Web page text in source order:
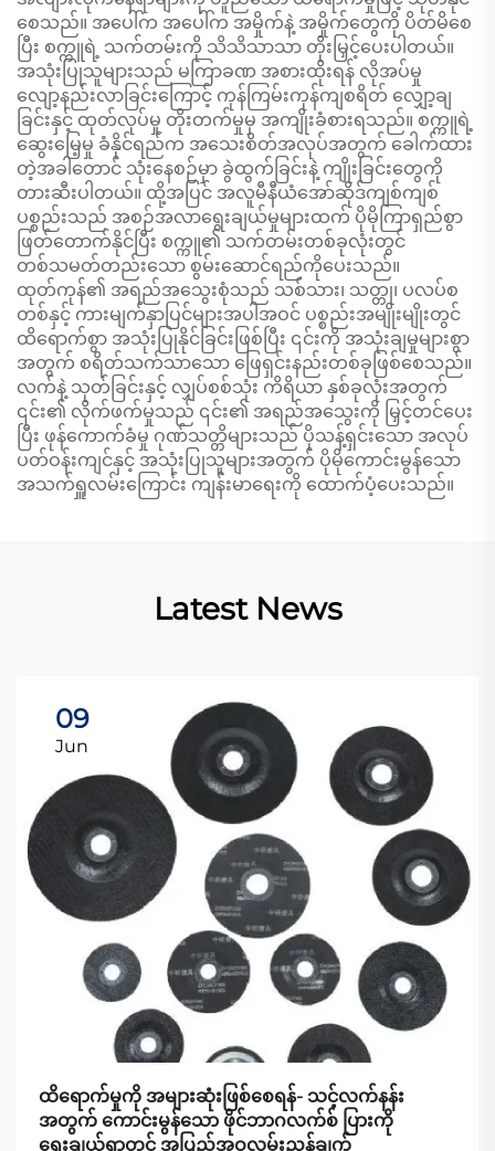
စေသည်။ အပေါ်က အပေါ်က အမှိုက်နဲ့ အမှိုက်တွေကို ပိတ်မိစေ
ပြီး စက္ကူရဲ့ သက်တမ်းကို သိသိသာသာ တိုးမြှင့်ပေးပါတယ်။
အသုံးပြုသူများသည် မကြာခဏ အစားထိုးရန် လိုအပ်မှု
လျော့နည်းလာခြင်းကြောင့် ကုန်ကြမ်းကုန်ကျစရိတ် လျှော့ချ
ခြင်းနှင့် ထုတ်လုပ်မှု တိုးတက်မှုမှ အကျိုးခံစားရသည်။ စက္ကူရဲ့
ဆွေးမြေ့မှု ခံနိုင်ရည်က အသေးစိတ်အလုပ်အတွက် ခေါက်ထား
တဲ့အခါတောင် သုံးနေစဉ်မှာ ခွဲထွက်ခြင်းနဲ့ ကျိုးခြင်းတွေကို
တားဆီးပါတယ်။ ထို့အပြင် အလူမီနီယံအော်ဆိုဒ်ကျစ်ကျစ်
ပစ္စည်းသည် အစဉ်အလာရွေးချယ်မှုများထက် ပိုမိုကြာရှည်စွာ
ဖြတ်တောက်နိုင်ပြီး စက္ကူ၏ သက်တမ်းတစ်ခုလုံးတွင်
တစ်သမတ်တည်းသော စွမ်းဆောင်ရည်ကိုပေးသည်။
ထုတ်ကုန်၏ အရည်အသွေးစုံသည် သစ်သား၊ သတ္တု၊ ပလပ်စ
တစ်နှင့် ကားမျက်နှာပြင်များအပါအဝင် ပစ္စည်းအမျိုးမျိုးတွင်
ထိရောက်စွာ အသုံးပြုနိုင်ခြင်းဖြစ်ပြီး ၎င်းကို အသုံးချမှုများစွာ
အတွက် စရိတ်သက်သာသော ဖြေရှင်းနည်းတစ်ခုဖြစ်စေသည်။
လက်နဲ့ သုတ်ခြင်းနှင့် လျှပ်စစ်သုံး ကိရိယာ နှစ်ခုလုံးအတွက်
၎င်း၏ လိုက်ဖက်မှုသည် ၎င်း၏ အရည်အသွေးကို မြှင့်တင်ပေး
ပြီး ဖုန်ကောက်ခံမှု ဂုဏ်သတ္တိများသည် ပိုသန့်ရှင်းသော အလုပ်
ပတ်ဝန်းကျင်နှင့် အသုံးပြုသူများအတွက် ပိုမိုကောင်းမွန်သော
အသက်ရှူလမ်းကြောင်း ကျန်းမာရေးကို ထောက်ပံ့ပေးသည်။
Latest News
09
Jun
ထိရောက်မှုကို အများဆုံးဖြစ်စေရန်- သင့်လက်နန်း
အတွက် ကောင်းမွန်သော ဖိုင်ဘာဂလက်စ် ပြားကို
ရွေးချယ်ရာတွင် အပြည့်အဝလမ်းညွှန်ချက်